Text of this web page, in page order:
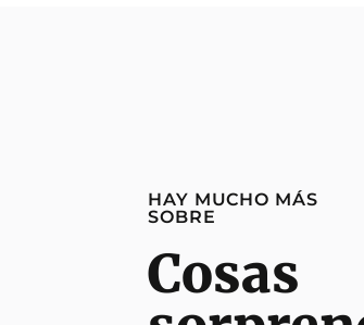
HAY MUCHO MÁS
SOBRE
Cosas